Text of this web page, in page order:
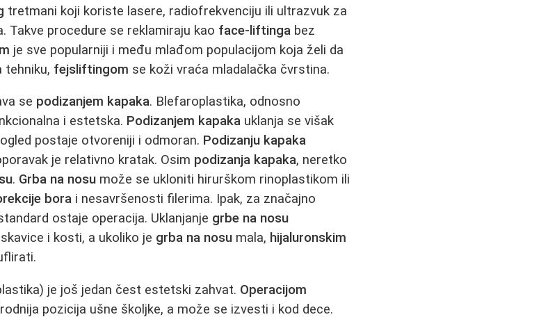
tretmani koji koriste lasere, radiofrekvenciju ili ultrazvuk za
Takve procedure se reklamiraju kao face-liftinga bez
je sve popularniji i među mlađom populacijom koja želi da
tehniku, fejsliftingom se koži vraća mladalačka čvrstina.
se podizanjem kapaka. Blefaroplastika, odnosno
i estetska. Podizanjem kapaka uklanja se višak
postaje otvoreniji i odmoran. Podizanju kapaka
je relativno kratak. Osim podizanja kapaka, neretko
. Grba na nosu može se ukloniti hirurškom rinoplastikom ili
bora i nesavršenosti filerima. Ipak, za značajno
ostaje operacija. Uklanjanje grbe na nosu
i kosti, a ukoliko je grba na nosu mala, hijaluronskim
je još jedan čest estetski zahvat. Operacijom
pozicija ušne školjke, a može se izvesti i kod dece.